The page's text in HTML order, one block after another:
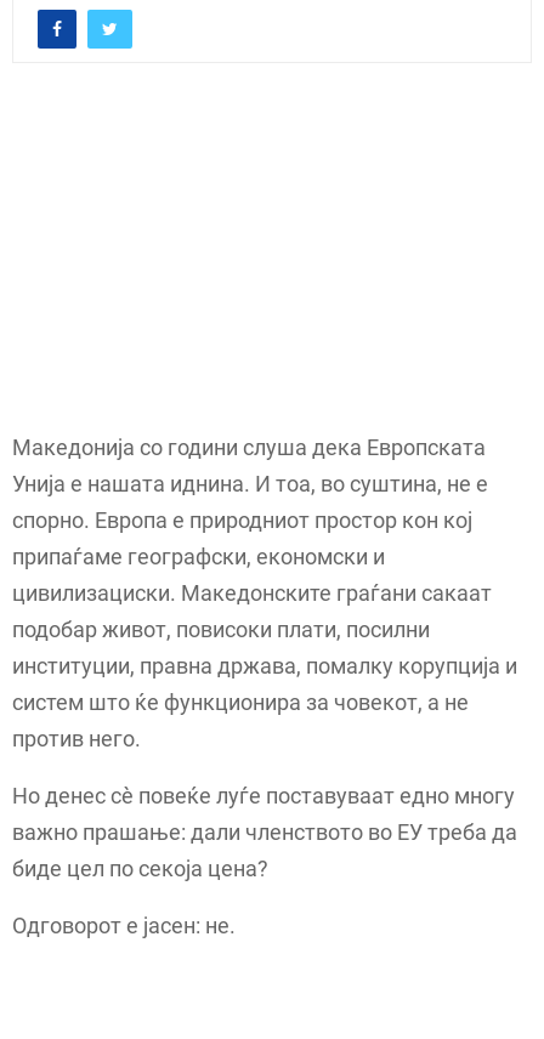
Македонија со години слуша дека Европската
Унија е нашата иднина. И тоа, во суштина, не е
спорно. Европа е природниот простор кон кој
припаѓаме географски, економски и
цивилизациски. Македонските граѓани сакаат
подобар живот, повисоки плати, посилни
институции, правна држава, помалку корупција и
систем што ќе функционира за човекот, а не
против него.
Но денес сè повеќе луѓе поставуваат едно многу
важно прашање: дали членството во ЕУ треба да
биде цел по секоја цена?
Одговорот е јасен: не.